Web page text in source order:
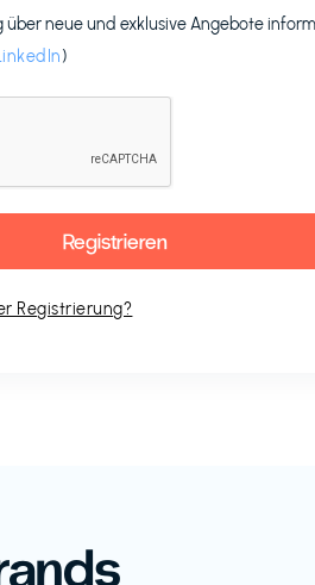
über neue und exklusive Angebote
)
Registrierung?